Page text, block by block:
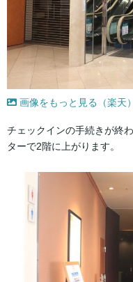
画像をもっと見る（楽天）
チェックインの手続きが終
ターで2階に上がります。